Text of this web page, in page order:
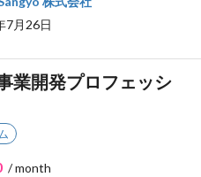
月26日
業開発プロフェッシ
/ month